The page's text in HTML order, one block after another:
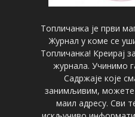
Топличанка је први
Журнал у коме се
Топличанка! Креирај
журнала. Учинимо
Садржаје које
занимљивим, можете
маил адресу. Сви